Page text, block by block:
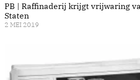
PB | Raffinaderij krijgt vrijwaring
Staten
2 MEI 2019